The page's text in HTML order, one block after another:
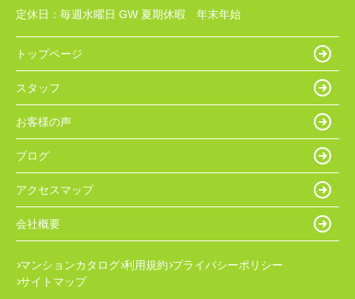
定休日： 毎週水曜日 GW 夏期休暇 年末年始
トップページ
スタッフ
お客様の声
ブログ
アクセスマップ
会社概要
マンションカタログ 利用規約 プライバシーポリシー
サイトマップ